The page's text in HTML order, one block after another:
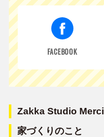
FACEBOOK
Zakka Studio Merci
家づくりのこと